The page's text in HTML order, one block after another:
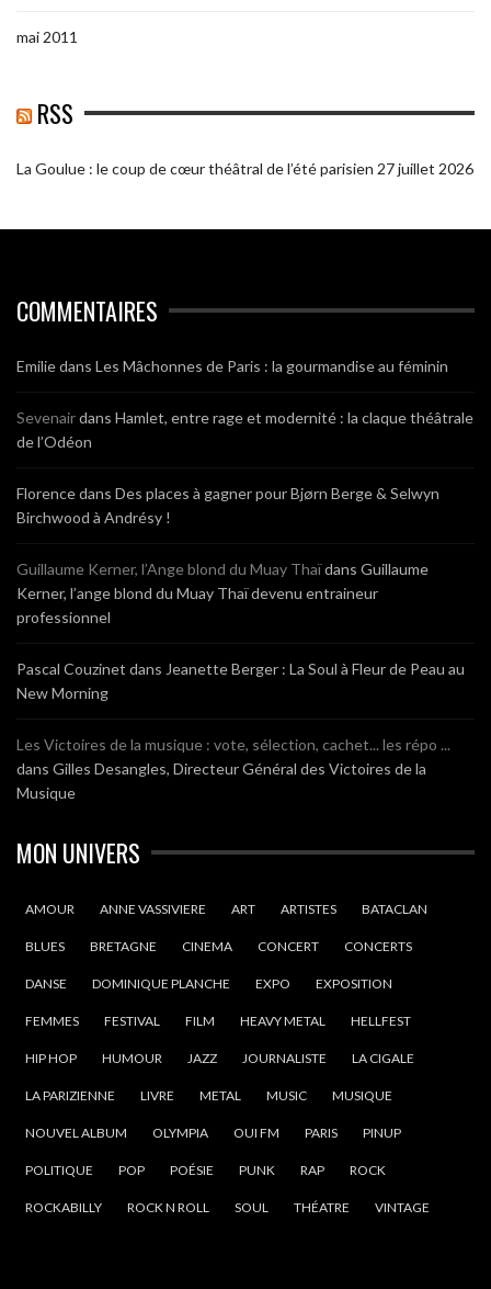
mai 2011
RSS
La Goulue : le coup de cœur théâtral de l’été parisien 27 juillet 2026
COMMENTAIRES
Emiliedans Les Mâchonnes de Paris : la gourmandise au féminin
Sevenairdans Hamlet, entre rage et modernité : la claque théâtrale
de l’Odéon
Florencedans Des places à gagner pour Bjørn Berge & Selwyn
Birchwood à Andrésy !
Guillaume Kerner, l’Ange blond du Muay Thaïdans Guillaume
Kerner, l’ange blond du Muay Thaï devenu entraineur
professionnel
Pascal Couzinet dans Jeanette Berger : La Soul à Fleur de Peau au
New Morning
Les Victoires de la musique : vote, sélection, cachet... les répo ...
dans Gilles Desangles, Directeur Général des Victoires de la
Musique
MON UNIVERS
AMOUR ANNE VASSIVIERE ART ARTISTES BATACLAN
BLUES BRETAGNE CINEMA CONCERT CONCERTS
DANSE DOMINIQUE PLANCHE EXPO EXPOSITION
FEMMES FESTIVAL FILM HEAVY METAL HELLFEST
HIP HOP HUMOUR JAZZ JOURNALISTE LA CIGALE
LA PARIZIENNE LIVRE METAL MUSIC MUSIQUE
NOUVEL ALBUM OLYMPIA OUI FM PARIS PINUP
POLITIQUE POP POÉSIE PUNK RAP ROCK
ROCKABILLY ROCK N ROLL SOUL THÉATRE VINTAGE